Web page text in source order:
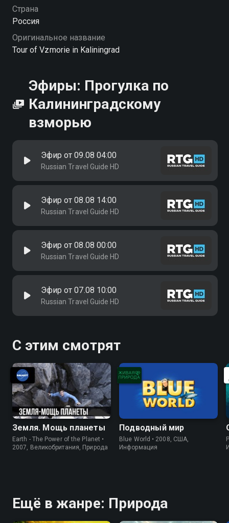
Страна
Россия
Оригинальное название
Tour of Vzmorie in Kaliningrad
Эфиры: Прогулка по
Калининградскому
взморью
Эфир от 09.08 04:00
Russian Travel Guide HD
Эфир от 08.08 14:00
Russian Travel Guide HD
Эфир от 08.08 00:00
Russian Travel Guide HD
Эфир от 07.08 10:00
Russian Travel Guide HD
С этим смотрят
Земля. Мощь планеты
Earth - The Power of the Planet •
2007, Великобритания, Природа
Подводный мир
Blue World • 2008, США,
Информация
Ещё в жанре: Природа